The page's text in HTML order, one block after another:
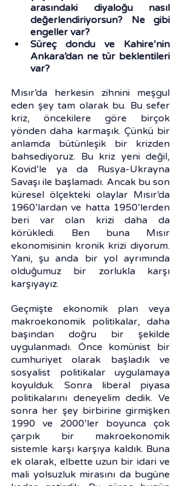
arasındaki diyaloğu nasıl
değerlendiriyorsun? Ne gibi
engeller var?
Süreç dondu ve Kahire’nin
Ankara’dan ne tür beklentileri
var?
Mısır’da herkesin zihnini meşgul
eden şey tam olarak bu. Bu sefer
kriz, öncekilere göre birçok
yönden daha karmaşık. Çünkü bir
anlamda bütünleşik bir krizden
bahsediyoruz. Bu kriz yeni değil,
Kovid’le ya da Rusya-Ukrayna
Savaşı ile başlamadı. Ancak bu son
küresel ölçekteki olaylar Mısır’da
1960’lardan ve hatta 1950’lerden
beri var olan krizi daha da
körükledi. Ben buna Mısır
ekonomisinin kronik krizi diyorum.
Yani, şu anda bir yol ayrımında
olduğumuz bir zorlukla karşı
karşıyayız.
Geçmişte ekonomik plan veya
makroekonomik politikalar, daha
başından doğru bir şekilde
uygulanmadı. Önce komünist bir
cumhuriyet olarak başladık ve
sosyalist politikalar uygulamaya
koyulduk. Sonra liberal piyasa
politikalarını deneyelim dedik. Ve
sonra her şey birbirine girmişken
1990 ve 2000’ler boyunca çok
çarpık bir makroekonomik
sistemle karşı karşıya kaldık. Buna
ek olarak, elbette uzun bir idari ve
mali yolsuzluk mirasını da bugüne